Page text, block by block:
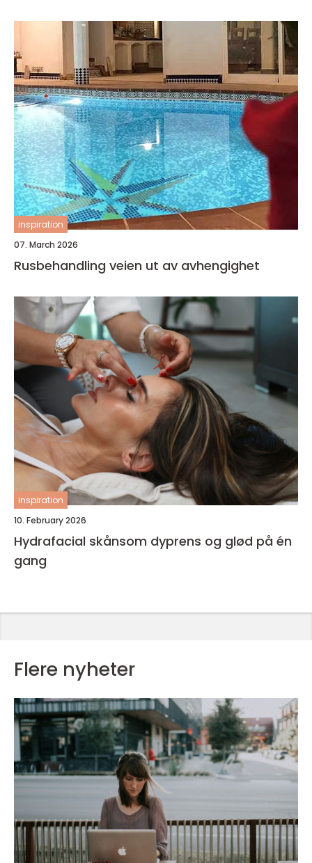
inspiration
07. March 2026
Rusbehandling veien ut av avhengighet
inspiration
10. February 2026
Hydrafacial skånsom dyprens og glød på én
gang
Flere nyheter